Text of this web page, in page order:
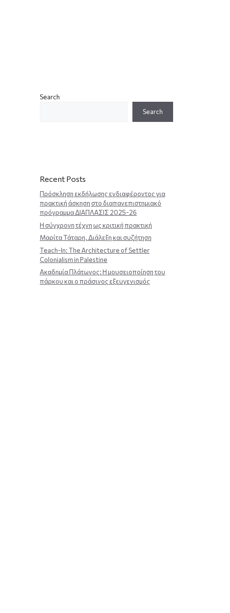
Search
Search
Recent Posts
Πρόσκληση εκδήλωσης ενδιαφέροντος για
πρακτική άσκηση στο διαπανεπιστημιακό
πρόγραμμα ΔΙΑΠΛΑΣΙΣ 2025-26
Η σύγχρονη τέχνη ως κριτική πρακτική
Μαρίτα Τάταρη. Διάλεξη και συζήτηση
Teach-In: The Architecture of Settler
Colonialism in Palestine
Ακαδημία Πλάτωνος: Η μουσειοποίηση του
πάρκου και ο πράσινος εξευγενισμός